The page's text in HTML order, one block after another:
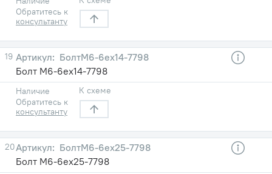
Обратитесь к
консультанту
19
БолтМ6-6ех14-7798
Болт М6-6ех14-7798
Наличие
Обратитесь к
консультанту
К схеме
20
БолтМ6-6ех25-7798
Болт М6-6ех25-7798